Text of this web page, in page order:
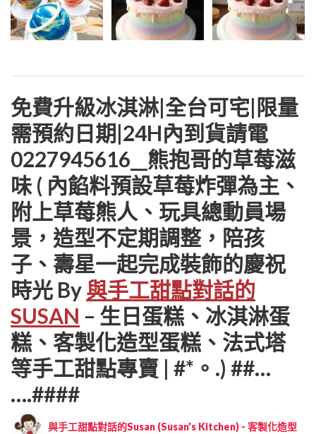
免費升級冰淇淋|全台可宅|限量
需預約日期|24H內到貨請電
0227945616__熊抱哥的草莓滋
味 ( 內餡料預設草莓炸彈為主、
附上草莓熊人、玩具總動員場
景，造型不定期調整，陪孩
子、壽星一起完成裝飾的慶祝
時光 By與手工甜點對話的
SUSAN – 生日蛋糕、冰淇淋蛋
糕、客製化造型蛋糕、法式塔
等手工甜點專賣 | #*。.) ##…
….####
與手工甜點對話的Susan (Susan's Kitchen) - 客製化造型